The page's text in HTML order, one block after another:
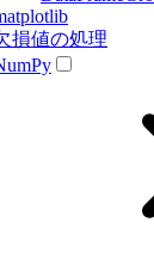
損値の処理